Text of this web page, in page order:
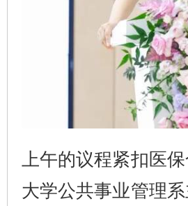
上午的议程紧扣医
大学公共事业管理